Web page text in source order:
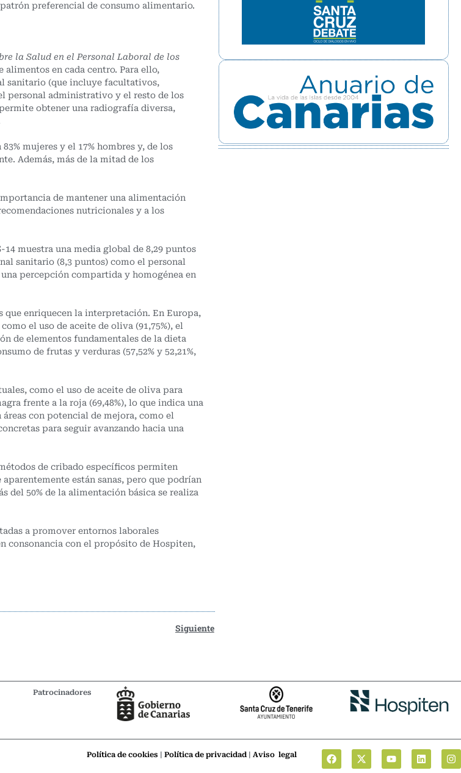
preferencial de consumo alimentario.
la Salud en el Personal Laboral de los
alimentos en cada centro. Para ello,
sanitario (que incluye facultativos,
personal administrativo y el resto de los
obtener una radiografía diversa,
mujeres y el 17% hombres y, de los
Además, más de la mitad de los
de mantener una alimentación
nutricionales y a los
muestra una media global de 8,29 puntos
sanitario (8,3 puntos) como el personal
percepción compartida y homogénea en
enriquecen la interpretación. En Europa,
el uso de aceite de oliva (91,75%), el
de elementos fundamentales de la dieta
de frutas y verduras (57,52% y 52,21%,
como el uso de aceite de oliva para
frente a la roja (69,48%), lo que indica una
con potencial de mejora, como el
para seguir avanzando hacia una
de cribado específicos permiten
están sanas, pero que podrían
del 50% de la alimentación básica se realiza
a promover entornos laborales
consonancia con el propósito de Hospiten,
Siguiente
Patrocinadores
Política de cookies |Política de privacidad |Aviso legal